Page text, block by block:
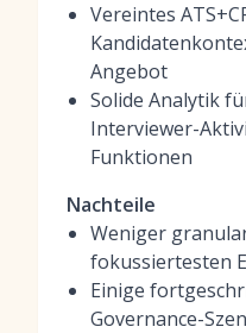
Vereintes
Angebot
Solide Analytik
Interviewer-
Funktionen
Nachteile
Weniger
fokussiertesten
Einige
Governance-